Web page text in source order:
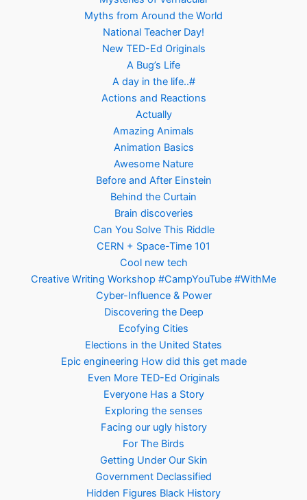
Myths from Around the World
National Teacher Day!
New TED-Ed Originals
A Bug’s Life
A day in the life..#
Actions and Reactions
Actually
Amazing Animals
Animation Basics
Awesome Nature
Before and After Einstein
Behind the Curtain
Brain discoveries
Can You Solve This Riddle
CERN + Space-Time 101
Cool new tech
Creative Writing Workshop #CampYouTube #WithMe
Cyber-Influence & Power
Discovering the Deep
Ecofying Cities
Elections in the United States
Epic engineering How did this get made
Even More TED-Ed Originals
Everyone Has a Story
Exploring the senses
Facing our ugly history
For The Birds
Getting Under Our Skin
Government Declassified
Hidden Figures Black History